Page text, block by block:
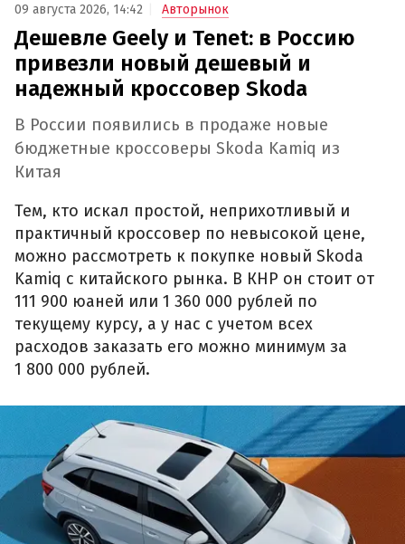
09 августа 2026, 14:42 Авторынок
Дешевле Geely и Tenet: в Россию
привезли новый дешевый и
надежный кроссовер Skoda
В России появились в продаже новые
бюджетные кроссоверы Skoda Kamiq из
Китая
Тем, кто искал простой, неприхотливый и
практичный кроссовер по невысокой цене,
можно рассмотреть к покупке новый Skoda
Kamiq с китайского рынка. В КНР он стоит от
111 900 юаней или 1 360 000 рублей по
текущему курсу, а у нас с учетом всех
расходов заказать его можно минимум за
1 800 000 рублей.